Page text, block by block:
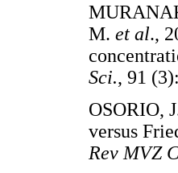
M. et al.,
Sci., 91
OSORIO,
versus
Rev MVZ